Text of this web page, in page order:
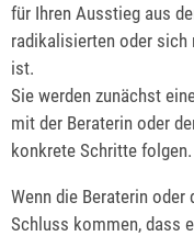
für Ihren Ausstieg aus
radikalisierten oder sich
ist.
Sie werden zunächst
mit der Beraterin oder
konkrete Schritte folgen.
Wenn die Beraterin oder
Schluss kommen, dass